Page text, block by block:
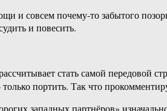
и совсем почему-то забытого
и повесить.
стать самой передовой
портить. Так что